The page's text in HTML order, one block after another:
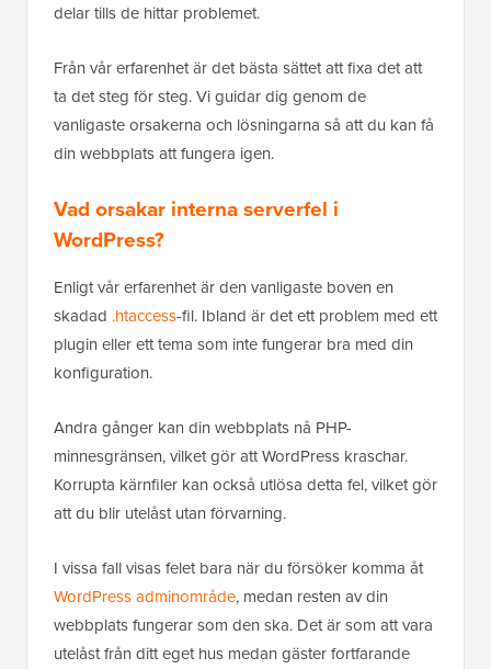
delar tills de hittar problemet.
Från vår erfarenhet är det bästa sättet att fixa det att
ta det steg för steg. Vi guidar dig genom de
vanligaste orsakerna och lösningarna så att du kan få
din webbplats att fungera igen.
Vad orsakar interna serverfel i
WordPress?
Enligt vår erfarenhet är den vanligaste boven en
skadad .htaccess-fil. Ibland är det ett problem med ett
plugin eller ett tema som inte fungerar bra med din
konfiguration.
Andra gånger kan din webbplats nå PHP-
minnesgränsen, vilket gör att WordPress kraschar.
Korrupta kärnfiler kan också utlösa detta fel, vilket gör
att du blir utelåst utan förvarning.
I vissa fall visas felet bara när du försöker komma åt
WordPress adminområde, medan resten av din
webbplats fungerar som den ska. Det är som att vara
utelåst från ditt eget hus medan gäster fortfarande